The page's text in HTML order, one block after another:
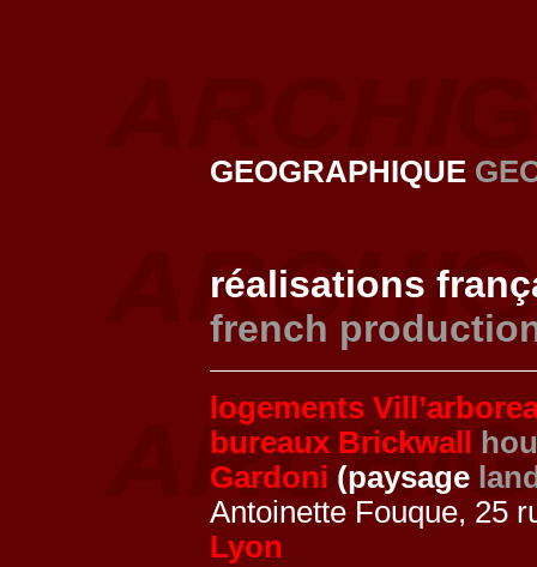
GEOGRAPHIQUE
réalisations
french
logements
bureaux Brickwall
Gardoni (paysage
Antoinette Fouque, 25
Lyon